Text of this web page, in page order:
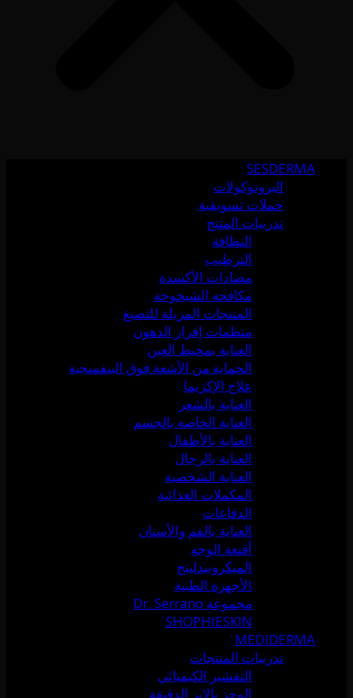
SESDERMA
البروتوكولات
حملات تسويقية
تدريبات المنتج
النظافة
الترطيب
مضادات الأكسدة
مكافحة الشيخوخة
المنتجات المزيلة للتصبغ
منظمات إفراز الدهون
العناية بمحيط العين
الحماية من الأشعة فوق البنفسجية
علاج الإكزيما
العناية بالشعر
العناية الخاصة بالجسم
العناية بالأطفال
العناية بالرجال
العناية الشخصية
المكملات الغذائية
الدفاعات
العناية بالفم والأسنان
أقنعة الوجه
الميكرونيدلينج
الأجهزة الطبية
مجموعة Dr. Serrano
SHOPHIESKIN
MEDIDERMA
تدريبات المنتجات
التقشير الكيميائي
الوخز بالإبر الدقيقة